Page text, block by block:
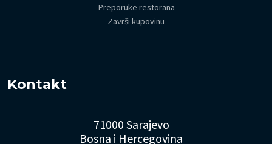
Preporuke restorana
Završi kupovinu
Kontakt
71000 Sarajevo
Bosna i Hercegovina